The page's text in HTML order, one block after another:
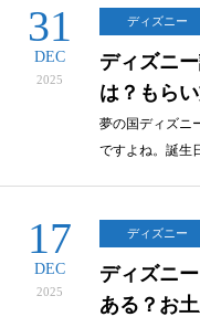
31
DEC
2025
ディズニー
ディズニ
は？もら
夢の国ディズニ
ですよね。誕生
17
DEC
2025
ディズニー
ディズニ
ある？お